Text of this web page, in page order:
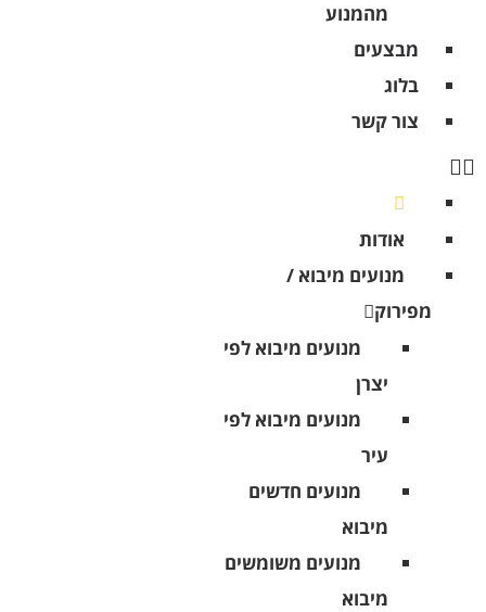
מהמנוע
מבצעים
בלוג
צור קשר
אודות
מנועים מיבוא /
מפירוק
מנועים מיבוא לפי
יצרן
מנועים מיבוא לפי
עיר
מנועים חדשים
מיבוא
מנועים משומשים
מיבוא